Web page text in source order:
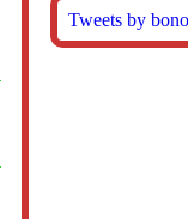
Tweets by